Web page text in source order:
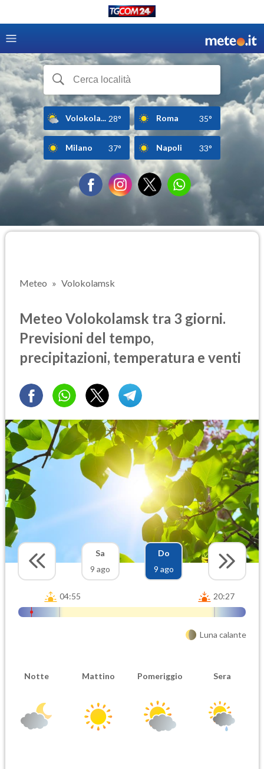
Volokola... 28° Roma 35°
Milano 37° Napoli 33°
Meteo Volokolamsk
Meteo Volokolamsk tra 3 giorni.
Previsioni del tempo,
precipitazioni, temperatura e venti
Sa
9 ago
Do
9 ago
04:55 20:27
Luna calante
Notte Mattino Pomeriggio Sera